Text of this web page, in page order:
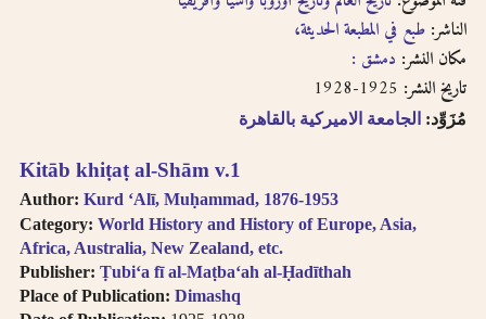
of the books. As
searching
technologies for
Arabic OCR develop,
we intend to
introduce full-text
إن عملية البحث التي تجريها في
هذا الموقع تعطي وصف
ببليوغرافي عن الكتاب
المسترجع باللغتين العربية
والانجليزية ولكنها لا تقدّم
سنقوم بتوفير هذا البحث
عندما تتطوّر إمكانية استخدام
المحارف باللغة العربية في
Kitāb khiṭaṭ al-Shām v.1
Author: Kurd ʻAlī, Muḥammad, 1876-1953
Category: World History and History of Europe, Asia,
Africa, Australia, New Zealand, etc.
Publisher: Ṭubiʻa fī al-Maṭbaʻah al-Ḥadīthah
Place of Publication: Dimashq
الناشر: طبع في المطبعة الحديثة،
مكان النشر: دمشق :
تاريخ النشر:
مُزَوِّد: الجامعة الاميركية بالقاهرة